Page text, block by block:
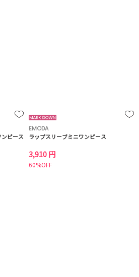
ピース
EMODA
ラップスリーブミニワンピース
3,910 円
60%OFF